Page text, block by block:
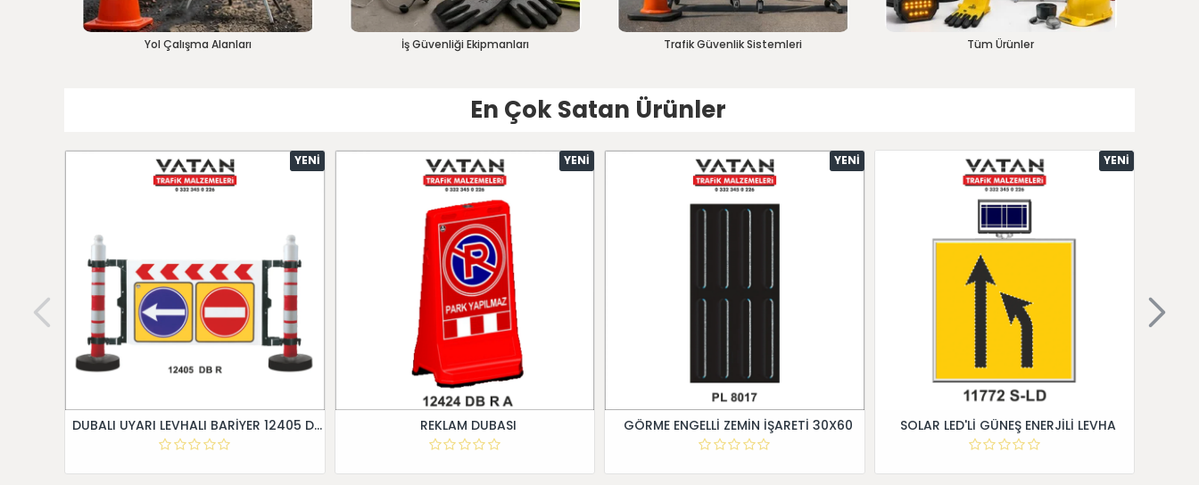
Yol Çalışma Alanları İş Güvenliği Ekipmanları Trafik Güvenlik Sistemleri Tüm Ürünler
En Çok Satan Ürünler
YENI
DUBALI UYARI LEVHALI BARİYER 12405 DB R
YENI
REKLAM DUBASI
YENI
GÖRME ENGELLİ ZEMİN İŞARETİ 30X60
YENI
SOLAR LED'Lİ GÜNEŞ ENERJİLİ LEVHA